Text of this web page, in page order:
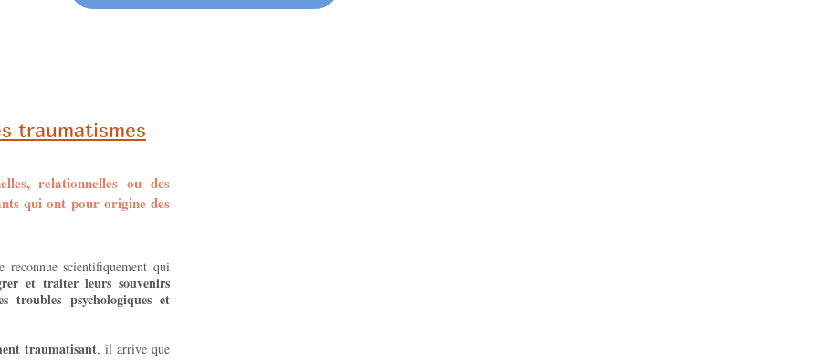
traumatismes
relationnelles ou des
qui ont pour origine des
scientifiquement qui
et traiter leurs souvenirs
troubles psychologiques et
traumatisant, il arrive que